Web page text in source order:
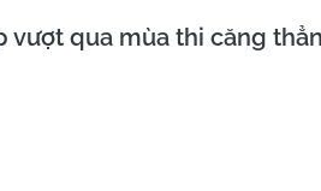
vượt qua mùa thi căng